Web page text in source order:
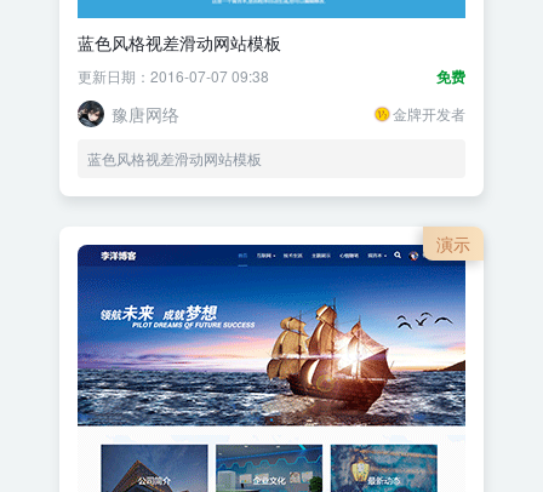
蓝色风格视差滑动网站模板
免费
更新日期：2016-07-07 09:38
豫唐网络 金牌开发者
蓝色风格视差滑动网站模板
演示